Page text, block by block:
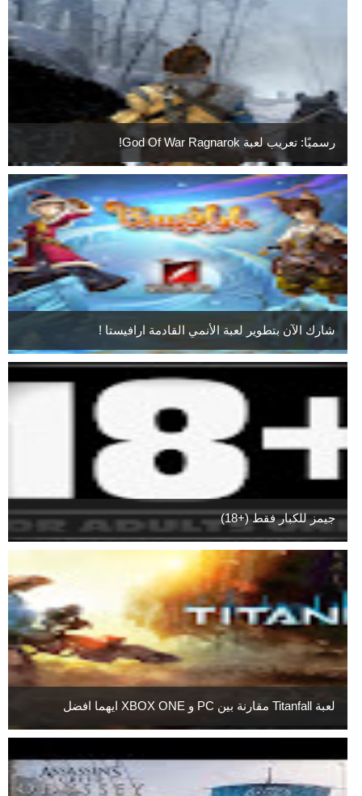
رسميًا: تعريب لعبة God Of War Ragnarok!
شارك الآن بتطوير لعبة الأنمي القادمة ارافيستا !
جيمز للكبار فقط (+18)
لعبة Titanfall مقارنة بين PC و XBOX ONE ايهما افضل